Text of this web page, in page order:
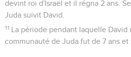
devint roi d'Israël et il régna 2 ans.
Juda suivit David.
11 La période pendant laquelle David
communauté de Juda fut de 7 ans et